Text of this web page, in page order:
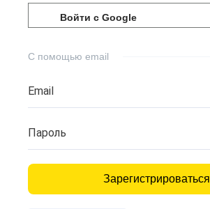
Войти с Google
С помощью email
Email
Пароль
Зарегистрироваться